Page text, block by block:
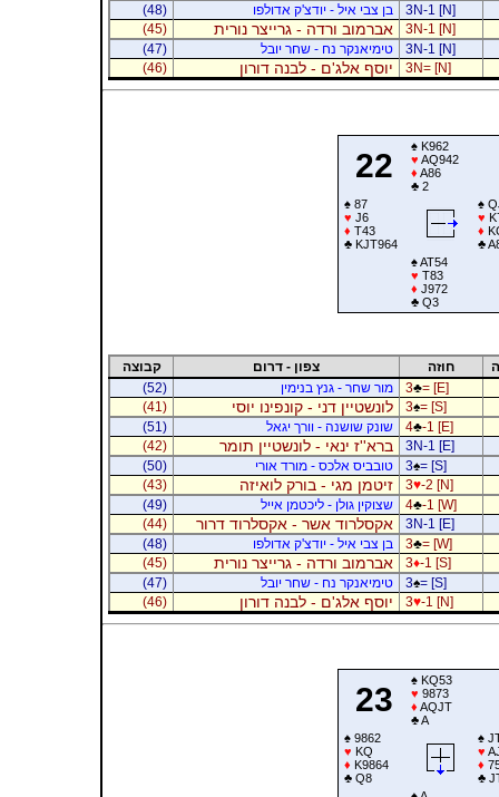
3N-1 [N]
בן צבי איל - יודצ'ק אדולפו
(48)
3N-1 [N]
אברמוב ורדה - גרייצר נורית
(45)
3N-1 [N]
טימיאנקר נח - שחר יובל
(47)
3N= [N]
יוסף אלג'ם - לבנה דורון (46)
22
♠K962
♥ AQ942
♦ A86
♣2
♠87
♥ J6
♦ T43
♣KJT964
♠
♥
♦
♣
♠AT54
♥ T83
♦ J972
♣Q3
חוזה צפון - דרום
קבוצה
3♣= [E] מור שחר - גנץ בנימין
(52)
3♠= [S] לונשטיין דני - קונפינו יוסי
(41)
4♣-1 [E] שונק שושנה - וורך יגאל
(51)
3N-1 [E]
ברא''ז ינאי - לונשטיין תומר
(42)
3♠= [S] טובביס אלכס - מורד אורי
(50)
3♥-2 [N] זיטמן מגי - בורק לואיזה
(43)
4♣-1 [W] שצוקין גולן - ליכטמן אייל
(49)
3N-1 [E]
אקסלרוד אשר - אקסלרוד דרור
(44)
3♣= [W] בן צבי איל - יודצ'ק אדולפו
(48)
3♦-1 [S] אברמוב ורדה - גרייצר נורית
(45)
3♠= [S] טימיאנקר נח - שחר יובל
(47)
3♥-1 [N] יוסף אלג'ם - לבנה דורון (46)
23
♠KQ53
♥ 9873
♦ AQJT
♣A
♠9862
♥ KQ
♦ K9864
♣Q8
♠
♥
♦
♣